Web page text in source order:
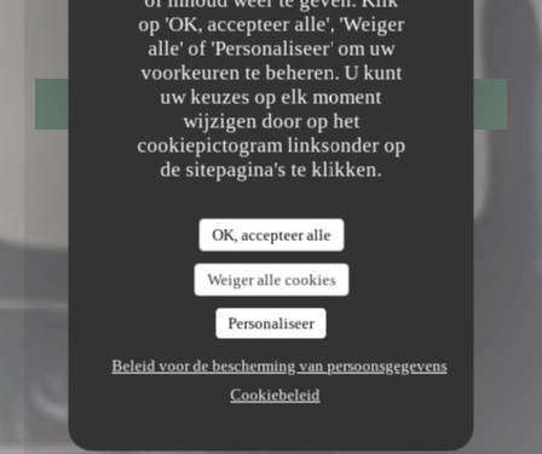
op 'OK, accepteer alle', 'Weiger
alle' of 'Personaliseer' om uw
voorkeuren te beheren. U kunt
uw keuzes op elk moment
wijzigen door op het
cookiepictogram linksonder op
de sitepagina's te klikken.
OK, accepteer alle
Weiger alle cookies
Personaliseer
Beleid voor de bescherming van persoonsgegevens
Cookiebeleid
CHARNU
RESERVEER EEN TAFEL